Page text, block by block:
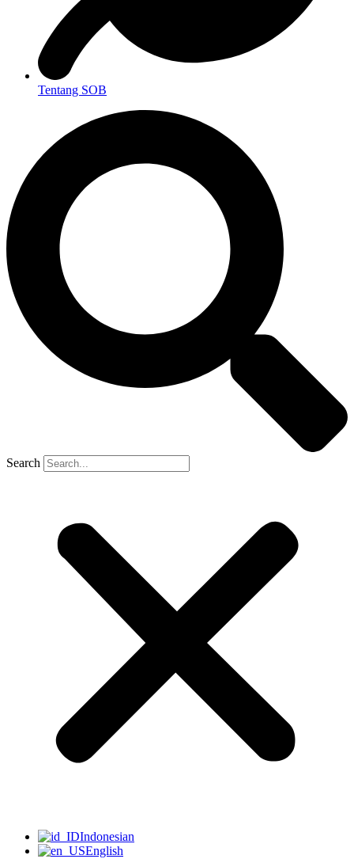
Tentang SOB
Search
Indonesian
English